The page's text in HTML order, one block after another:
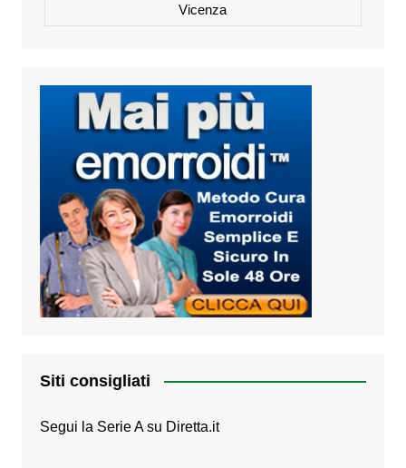
Vicenza
Siti consigliati
Segui la Serie A su Diretta.it